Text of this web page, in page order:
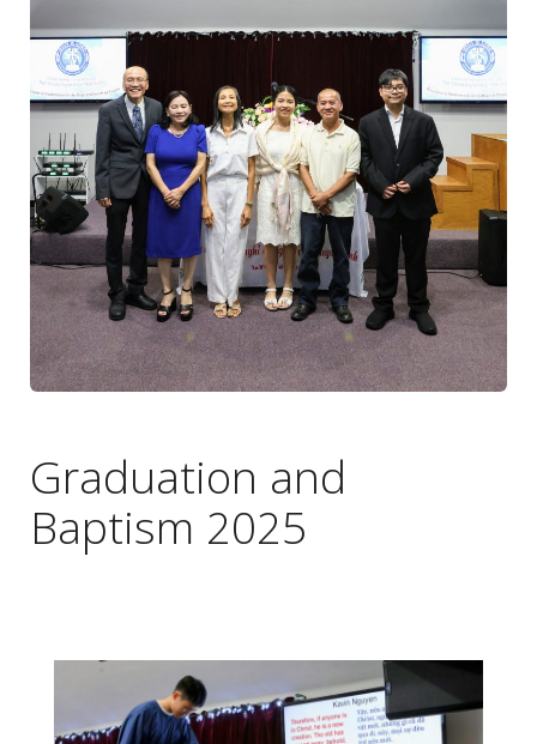
Graduation and
Baptism 2025